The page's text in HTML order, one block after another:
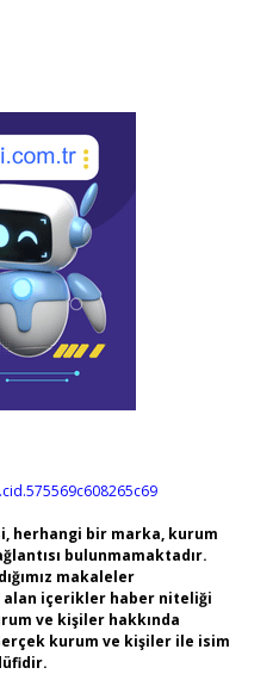
herhangi bir marka, kurum
bulunmamaktadır.
makaleler
alan içerikler haber niteliği
ve kişiler hakkında
kurum ve kişiler ile isim